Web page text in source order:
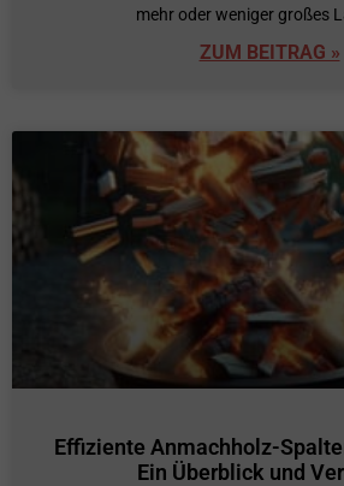
mehr oder weniger großes
ZUM BEITRAG »
Effiziente Anmachholz-
Ein Überblick und